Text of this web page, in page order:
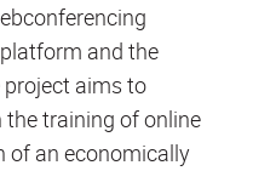
and the
project aims to
training of online
of an economically